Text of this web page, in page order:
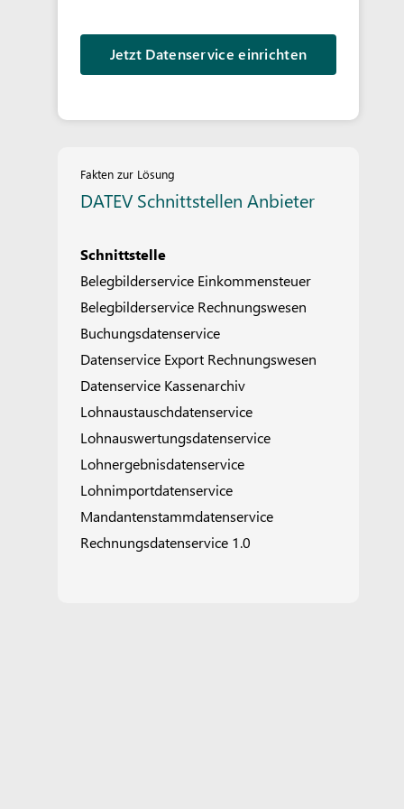
Jetzt Datenservice einrichten
Fakten zur Lösung
DATEV Schnittstellen Anbieter
Schnittstelle
Belegbilderservice Einkommensteuer
Belegbilderservice Rechnungswesen
Buchungsdatenservice
Datenservice Export Rechnungswesen
Datenservice Kassenarchiv
Lohnaustauschdatenservice
Lohnauswertungsdatenservice
Lohnergebnisdatenservice
Lohnimportdatenservice
Mandantenstammdatenservice
Rechnungsdatenservice 1.0